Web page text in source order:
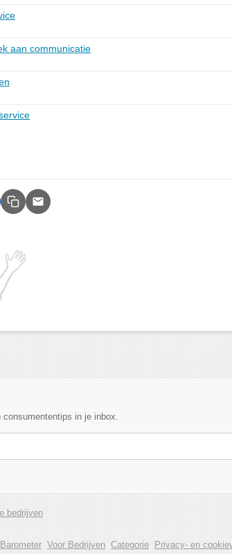
aan communicatie
in je inbox.
bedrijven
Barometer Voor Bedrijven Categorie Privacy- en